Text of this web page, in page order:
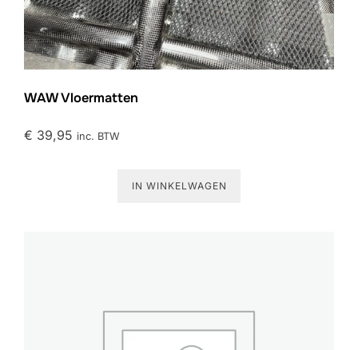
WAW Vloermatten
€ 39,95 inc. BTW
IN WINKELWAGEN